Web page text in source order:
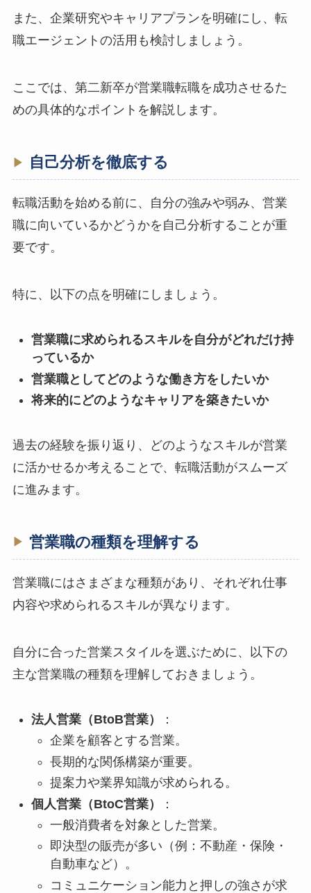
また、企業研究やキャリアプランを明確にし、転
職エージェントの活用も検討しましょう。
ここでは、第二新卒が営業職転職を成功させるた
めの具体的なポイントを解説します。
自己分析を徹底する
転職活動を始める前に、自分の強みや弱み、営業
職に向いているかどうかを自己分析することが重
要です。
特に、以下の点を明確にしましょう。
営業職に求められるスキルを自分がどれだけ持
っているか
営業職としてどのような働き方をしたいか
将来的にどのようなキャリアを築きたいか
過去の経験を振り返り、どのようなスキルが営業
に活かせるか考えることで、転職活動がスムーズ
に進みます。
営業職の種類を理解する
営業職にはさまざまな種類があり、それぞれ仕事
内容や求められるスキルが異なります。
自分に合った営業スタイルを選ぶために、以下の
主な営業職の種類を理解しておきましょう。
法人営業（BtoB営業）
：
企業を顧客とする営業。
長期的な関係構築が重要。
提案力や業界知識が求められる。
個人営業（BtoC営業）
：
一般消費者を対象とした営業。
即決型の販売が多い（例：不動産・保険・
自動車など）。
コミュニケーション能力と押しの強さが求